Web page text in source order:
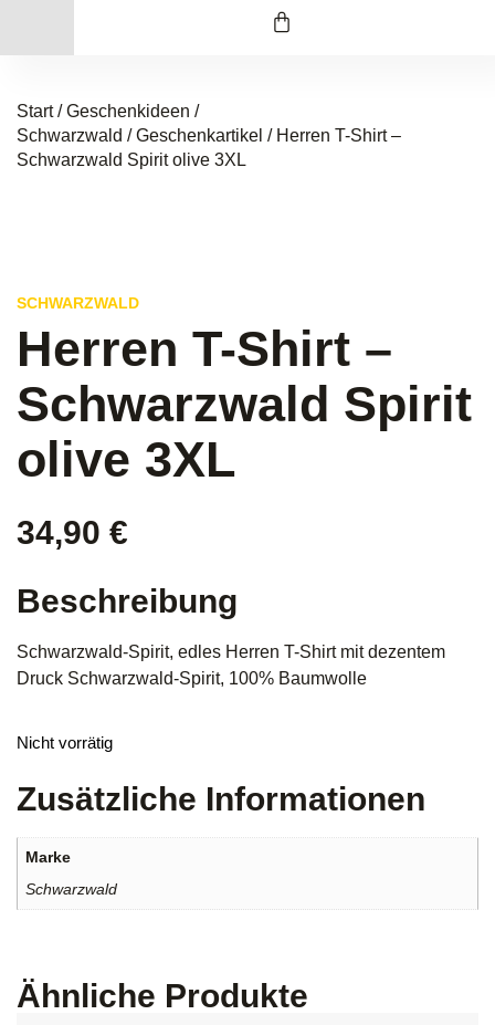
Start/Geschenkideen /
Schwarzwald /Geschenkartikel / Herren T-Shirt –
Schwarzwald Spirit olive 3XL
SCHWARZWALD
Herren T-Shirt –
Schwarzwald Spirit
olive 3XL
34,90 €
Beschreibung
Schwarzwald-Spirit, edles Herren T-Shirt mit dezentem
Druck Schwarzwald-Spirit, 100% Baumwolle
Nicht vorrätig
Zusätzliche Informationen
Marke
Schwarzwald
Ähnliche Produkte